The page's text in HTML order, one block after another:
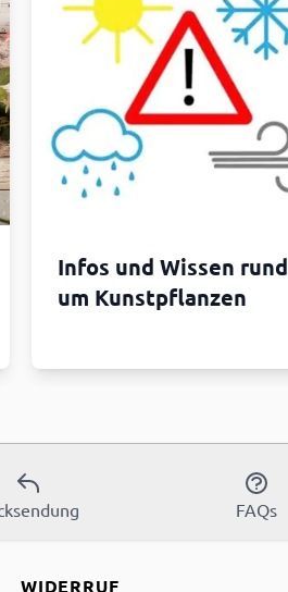
Infos und Wissen rund
um Kunstpflanzen
FAQs
WIDERRUF